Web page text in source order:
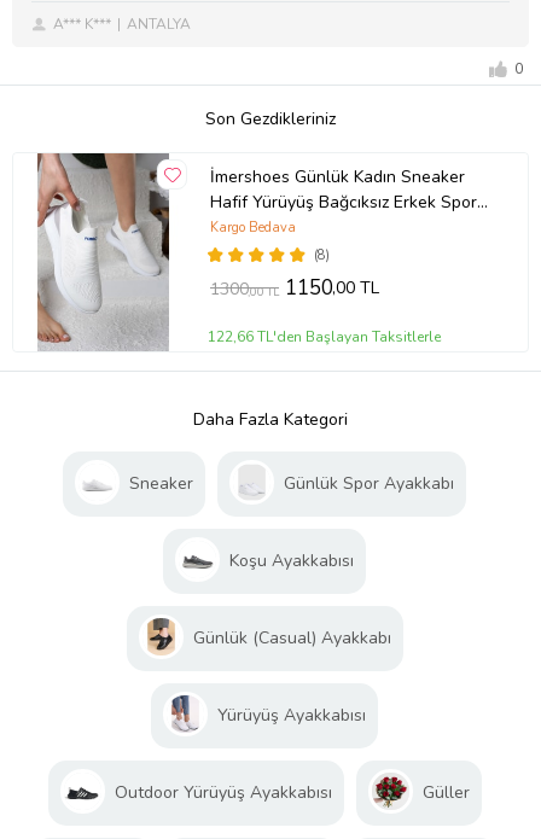
A*** K*** ANTALYA
0
Son Gezdikleriniz
İmershoes Günlük Kadın Sneaker
Hafif Yürüyüş Bağcıksız Erkek Spor
Ayakkabı 041F (Beyaz)
(8)
Kargo Bedava
1300,00 TL 1150,00 TL
122,66 TL'den Başlayan Taksitlerle
Daha Fazla Kategori
Sneaker Günlük Spor Ayakkabı
Koşu Ayakkabısı
Günlük (Casual) Ayakkabı
Yürüyüş Ayakkabısı
Outdoor Yürüyüş Ayakkabısı Güller